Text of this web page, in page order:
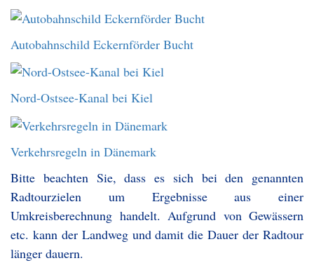
Autobahnschild Eckernförder Bucht
Nord-Ostsee-Kanal bei Kiel
Verkehrsregeln in Dänemark
Bitte beachten Sie, dass es sich bei den genannten
Radtourzielen um Ergebnisse aus einer
Umkreisberechnung handelt. Aufgrund von Gewässern
etc. kann der Landweg und damit die Dauer der Radtour
länger dauern.